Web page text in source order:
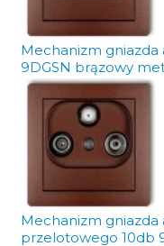
Mechanizm gniazda
9DGSN brązowy
Mechanizm gniazda
przelotowego 10db